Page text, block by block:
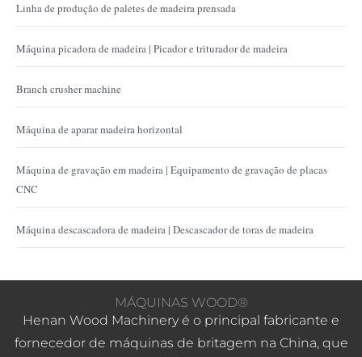
Linha de produção de paletes de madeira prensada
Máquina picadora de madeira | Picador e triturador de madeira
Branch crusher machine
Máquina de aparar madeira horizontal
Máquina de gravação em madeira | Equipamento de gravação de placas
CNC
Máquina descascadora de madeira | Descascador de toras de madeira
MÁQUINAS WOOD®
Henan Wood Machinery é o principal fabricante e
fornecedor de máquinas de britagem na China, que